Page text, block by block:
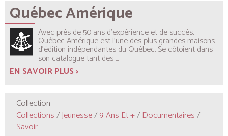
Québec Amérique
Avec près de 50 ans d’expérience et de succès,
Québec Amérique est l’une des plus grandes maisons
d’édition indépendantes du Québec. Se côtoient dans
son catalogue tant des...
EN SAVOIR PLUS >
Collection
Collections/Jeunesse/9 Ans Et +/ Documentaires/
Savoir